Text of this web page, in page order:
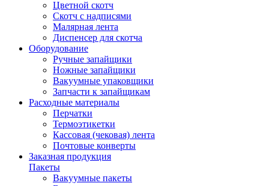
Цветной скотч
Скотч с надписями
Малярная лента
Диспенсер для скотча
Оборудование
Ручные запайщики
Ножные запайщики
Вакуумные упаковщики
Запчасти к запайщикам
Расходные материалы
Перчатки
Термоэтикетки
Кассовая (чековая) лента
Почтовые конверты
Заказная продукция
Пакеты
Вакуумные пакеты